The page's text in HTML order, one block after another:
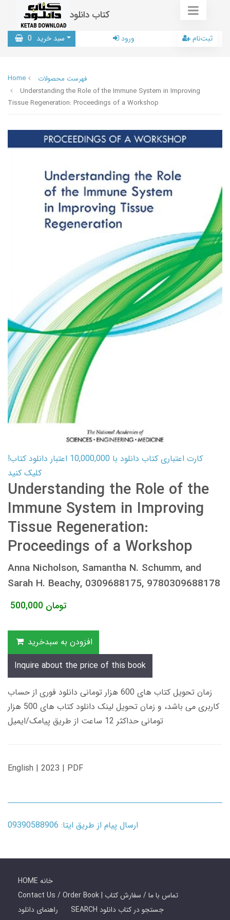
کتاب دانلود
سبد خرید 0 ورود ثبت‌نام
Home
فهرست محصولات
Understanding the Role of the Immune System in Improving
Tissue Regeneration: Proceedings of a Workshop
کارت اعتباری کتاب دانلود با 10,000,000 اعتبار دانلود کتاب!
کلیک کنید
Understanding the Role of the
Immune System in Improving
Tissue Regeneration:
Proceedings of a Workshop
Anna Nicholson, Samantha N. Schumm, and
Sarah H. Beachy, 0309688175, 9780309688178
500,000 تومان
افزودن به سبدخرید
Inquire about the price of this book
زمان تحویل کتاب های 600 هزار تومانی دانلود فوری از حساب
کاربری می باشد، و زمان تحویل لینک دانلود کتاب های 500 هزار
تومانی حداکثر 12 ساعت از طریق پیامک/ایمیل
English | 2023 | PDF
ارسال پیام از طریق ایتا: 09390588906
HOME خانه
Contact Us / Order Book | تماس با ما / سفارش کتاب
راهنمای دانلود
SEARCH جستجو در کتاب دانلود